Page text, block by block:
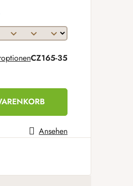
CZ165-35
Ansehen